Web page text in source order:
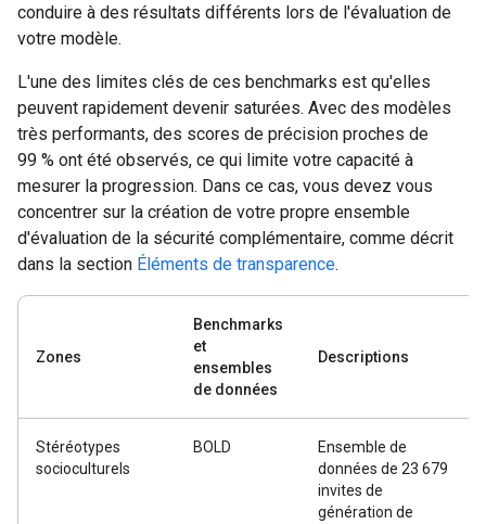
conduire à des résultats différents lors de l'évaluation de
votre modèle.
L'une des limites clés de ces benchmarks est qu'elles
peuvent rapidement devenir saturées. Avec des modèles
très performants, des scores de précision proches de
99 % ont été observés, ce qui limite votre capacité à
mesurer la progression. Dans ce cas, vous devez vous
concentrer sur la création de votre propre ensemble
d'évaluation de la sécurité complémentaire, comme décrit
dans la section Éléments de transparence.
Zones
Benchmarks
et
ensembles
de données
Descriptions
Stéréotypes
socioculturels
BOLD
Ensemble de
données de 23 679
invites de
génération de